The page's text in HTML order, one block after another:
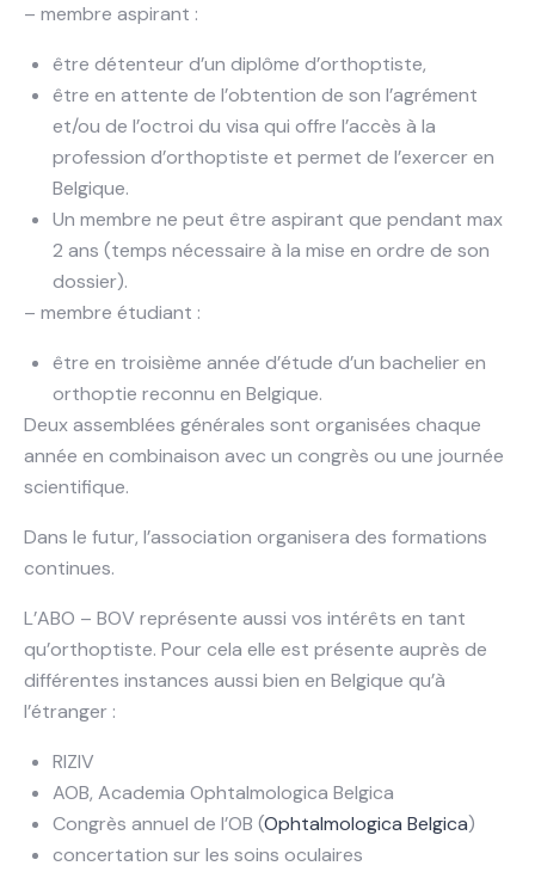
– membre aspirant :
être détenteur d’un diplôme d’orthoptiste,
être en attente de l’obtention de son l’agrément
et/ou de l’octroi du visa qui offre l’accès à la
profession d’orthoptiste et permet de l’exercer en
Belgique.
Un membre ne peut être aspirant que pendant max
2 ans (temps nécessaire à la mise en ordre de son
dossier).
– membre étudiant :
être en troisième année d’étude d’un bachelier en
orthoptie reconnu en Belgique.
Deux assemblées générales sont organisées chaque
année en combinaison avec un congrès ou une journée
scientifique.
Dans le futur, l’association organisera des formations
continues.
L’ABO – BOV représente aussi vos intérêts en tant
qu’orthoptiste. Pour cela elle est présente auprès de
différentes instances aussi bien en Belgique qu’à
l’étranger :
RIZIV
AOB, Academia Ophtalmologica Belgica
Congrès annuel de l’OB (Ophtalmologica Belgica)
concertation sur les soins oculaires